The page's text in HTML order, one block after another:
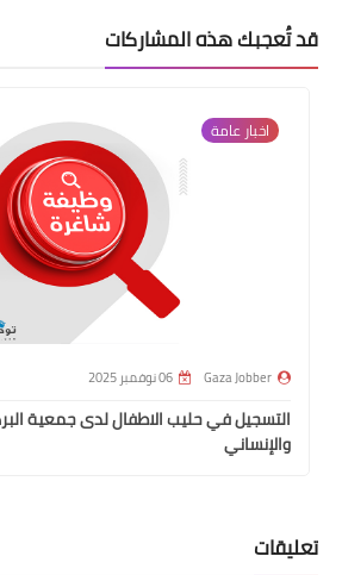
قد تُعجبك هذه المشاركات
اخبار عامة
Gaza Jobber 06 نوفمبر 2025
التسجيل في حليب الاطفال لدى جمعية
والإنساني
تعليقات